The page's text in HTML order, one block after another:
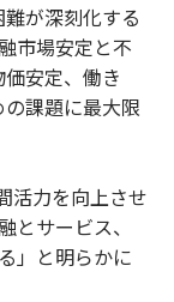
が深刻化する
市場安定と不
安定、働き
課題に最大限
活力を向上させ
サービス、
」と明らかに